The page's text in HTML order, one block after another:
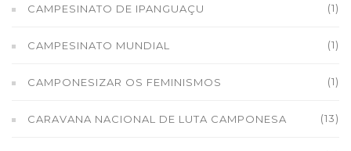
CAMPESINATO DE IPANGUAÇU (1)
CAMPESINATO MUNDIAL (1)
CAMPONESIZAR OS FEMINISMOS (1)
CARAVANA NACIONAL DE LUTA CAMPONESA (13)